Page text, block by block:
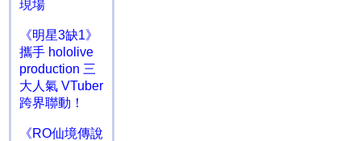
現場
《明星3缺1》
攜手 hololive
production 三
大人氣 VTuber
跨界聯動！
《RO仙境傳說